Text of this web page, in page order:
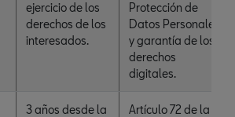
ejercicio de los
derechos de los
interesados.
Protección de
Datos Personales
y garantía de los
derechos
digitales.
3 años desde la
Artículo 72 de la